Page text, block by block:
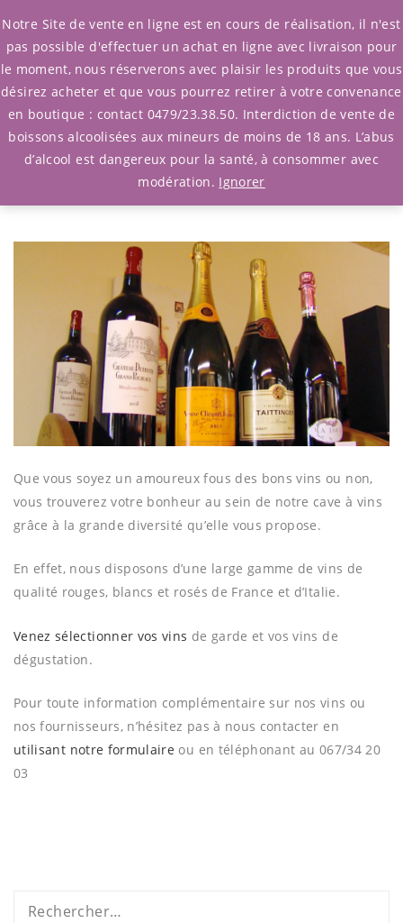
0
Les vins
Les vins
Que vous soyez un amoureux fous des bons vins ou non,
vous trouverez votre bonheur au sein de notre cave à vins
grâce à la grande diversité qu’elle vous propose.
En effet, nous disposons d’une large gamme de vins de
qualité rouges, blancs et rosés de France et d’Italie.
Venez sélectionner vos vins de garde et vos vins de
dégustation.
Pour toute information complémentaire sur nos vins ou
nos fournisseurs, n’hésitez pas à nous contacter en
utilisant notre formulaire ou en téléphonant au 067/34 20
03
Rechercher :
Notre Site de vente en ligne est en cours de réalisation, il n'est
pas possible d'effectuer un achat en ligne avec livraison pour
le moment, nous réserverons avec plaisir les produits que vous
désirez acheter et que vous pourrez retirer à votre convenance
en boutique : contact 0479/23.38.50. Interdiction de vente de
boissons alcoolisées aux mineurs de moins de 18 ans. L’abus
d’alcool est dangereux pour la santé, à consommer avec
modération. Ignorer